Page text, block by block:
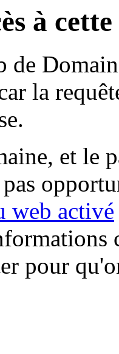
à
de
la
et le
web activé
pour